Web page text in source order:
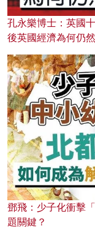
孔永樂博士：英國
後英國經濟為何仍
鄧飛：少子化衝擊
題關鍵？